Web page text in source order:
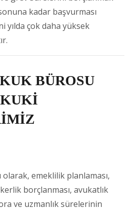
kadar başvurması
yılda çok daha yüksek
BÜROSU
emeklilik planlaması,
borçlanması, avukatlık
ve uzmanlık sürelerinin